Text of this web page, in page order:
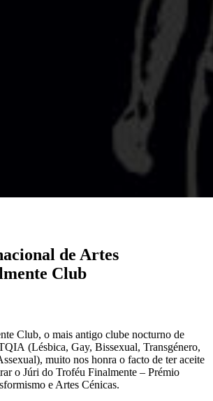
de Artes
Club
Club, o mais antigo clube nocturno de
(Lésbica, Gay, Bissexual, Transgénero,
muito nos honra o facto de ter aceite
o Júri do Troféu Finalmente – Prémio
e Artes Cénicas.